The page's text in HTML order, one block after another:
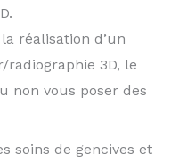
réalisation d’un
radiographie 3D, le
non vous poser des
soins de gencives et